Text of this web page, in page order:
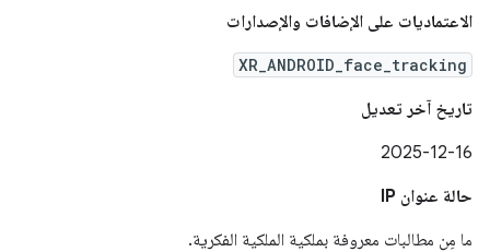
الاعتماديات على الإضافات والإصدارات
XR_ANDROID_face_tracking
تاريخ آخر تعديل
2025-12-16
حالة عنوان IP
ما مِن مطالبات معروفة بملكية الملكية الفكرية.